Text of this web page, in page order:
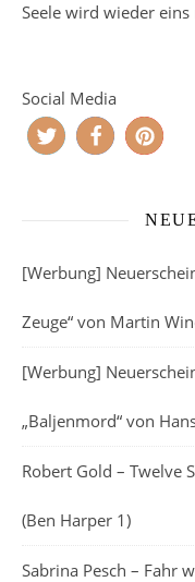
Seele wird wieder
Social Media
[Werbung]
Zeuge“ von Martin
[Werbung]
„Baljenmord“ von
Robert Gold – Twelve
(Ben Harper 1)
Sabrina Pesch – Fahr